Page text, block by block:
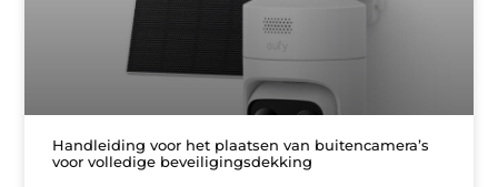
Handleiding voor het plaatsen van buitencamera’s
voor volledige beveiligingsdekking